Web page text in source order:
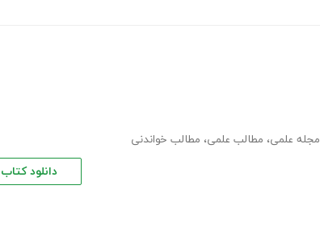
مجله علمی، مطالب علمی، مطالب خواندنی
دانلود کتاب